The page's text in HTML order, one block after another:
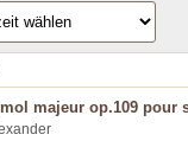
majeur op.109 pour